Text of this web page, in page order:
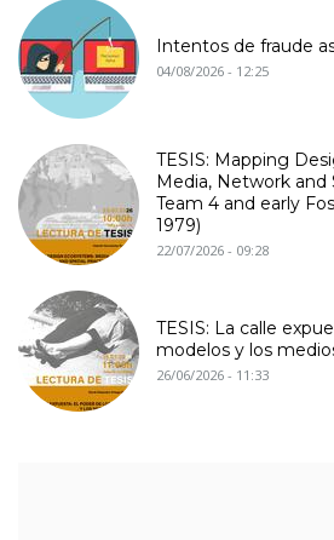
Intentos de fraude
04/08/2026 - 12:25
TESIS: Mapping
Media, Network and
Team 4 and early
1979)
22/07/2026 - 09:28
TESIS: La calle
modelos y los
26/06/2026 - 11:33